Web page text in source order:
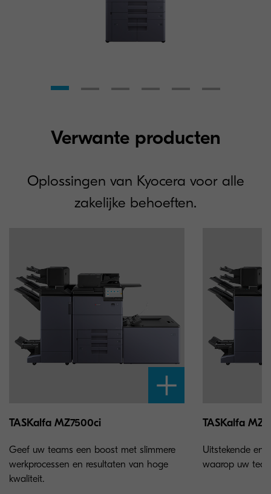
Verwante producten
Oplossingen van Kyocera voor alle
zakelijke behoeften.
TASKalfa MZ7500ci
Geef uw teams een boost met slimmere
werkprocessen en resultaten van hoge
kwaliteit.
TASKalfa
Uitstekende en
waarop uw